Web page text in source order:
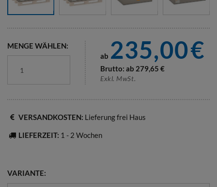
MENGE WÄHLEN:
ab 235,00€
Brutto: ab 279,65 €
Exkl. MwSt.
VERSANDKOSTEN: Lieferung frei Haus
LIEFERZEIT: 1 - 2 Wochen
VARIANTE: